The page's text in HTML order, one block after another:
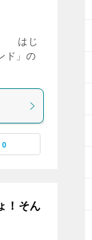
」 はじ
ド」の
0
！そん